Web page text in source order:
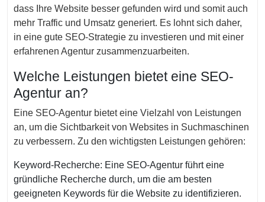
dass Ihre Website besser gefunden wird und somit auch
mehr Traffic und Umsatz generiert. Es lohnt sich daher,
in eine gute SEO-Strategie zu investieren und mit einer
erfahrenen Agentur zusammenzuarbeiten.
Welche Leistungen bietet eine SEO-
Agentur an?
Eine SEO-Agentur bietet eine Vielzahl von Leistungen
an, um die Sichtbarkeit von Websites in Suchmaschinen
zu verbessern. Zu den wichtigsten Leistungen gehören:
Keyword-Recherche: Eine SEO-Agentur führt eine
gründliche Recherche durch, um die am besten
geeigneten Keywords für die Website zu identifizieren.